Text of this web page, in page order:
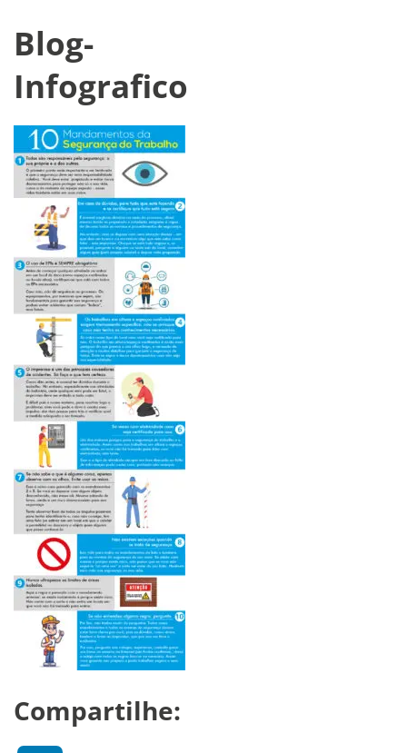
Blog-
Infografico
Compartilhe: